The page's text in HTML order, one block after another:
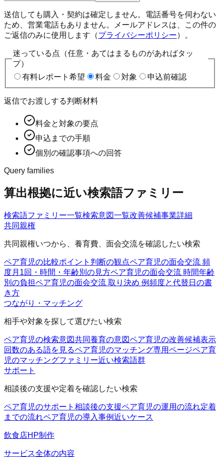
送信しても購入・契約は確定しません。電話番号を伺わない
ため、営業電話もありません。メールアドレスは、この件の
ご返信のみに使用します（プライバシーポリシー）。
迷っている点（任意・あてはまるものがあればタッ
プ）
有料レポート希望
料金 対象 申込前確認
返信でお渡しする判断材料
料金と対象の要点
申込までの手順
個別の確認事項への回答
Query families
算出根拠に近い検索語ファミリー
検索語ファミリー一覧検索意図一覧改善候補事業詳細
共同親権
共同親権いつから、養育費、面会交流を確認したい検索
ペア育児の比較ポイント 判断の観点ペア育児の面会交流 頻
度月1回・時間・年齢別の見方ペア育児の面会交流 時間年齢
別の負担ペア育児の面会交流 取り決め 例頻度と代替日の書
き方
つながり・マッチング
相手や対象を探して選びたい検索
ペア育児の検索意図共同養育の意図ペア育児の改善候補表示
回数のある語を見るペア育児のマッチング専用ページペア育
児のマッチングファミリー近い検索語群
サポート
相談後の支援や定着を確認したい検索
ペア育児のサポート 相談後の支援ペア育児の運用の流れ定着
までの流れペア育児の導入事例近いケース
飲食店HP制作
サービス全体の内容